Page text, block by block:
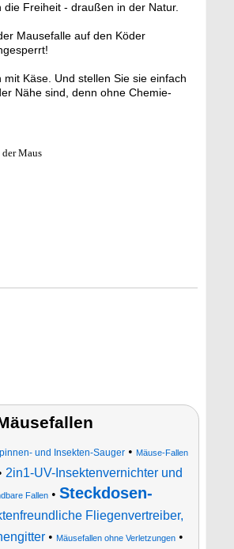
Freiheit - draußen in der Natur.
Mausefalle auf den Köder
Käse. Und stellen Sie sie einfach
Nähe sind, denn ohne Chemie-
der Maus
und Insekten-Sauger• Mäuse-Fallen
2in1-UV-Insektenvernichter und
Fallen • Steckdosen-
Fliegenvertreiber,
• Mäusefallen ohne Verletzungen •